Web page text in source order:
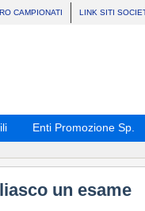
CAMPIONATI LINK SITI
Enti Promozione Sp.
un esame